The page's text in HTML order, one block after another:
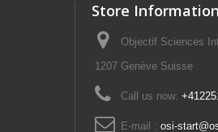
Store Information
Objectif Sciences
1207 Genève Suisse
Call us now:
E-mail : osi-